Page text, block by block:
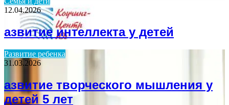
12.04.2026
азвитие интеллекта у детей
Развитие ребенка
31.03.2026
азвитие творческого мышления у
детей 5 лет